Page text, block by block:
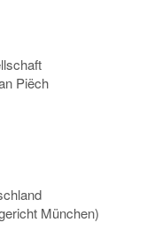
Piëch
München)